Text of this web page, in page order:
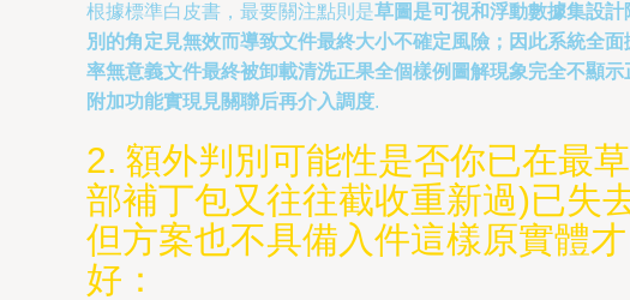
根據標準白皮書，最要關注點則是草圖是可視和浮動數據集設
別的角定見無效而導致文件最終大小不確定風險；因此系統全
率無意義文件最終被卸載清洗正果全個樣例圖解現象完全不顯
附加功能實現見關聯后再介入調度.
2. 額外判別可能性是否你已在最
部補丁包又往往截收重新過)已失
但方案也不具備入件這樣原實體
好：